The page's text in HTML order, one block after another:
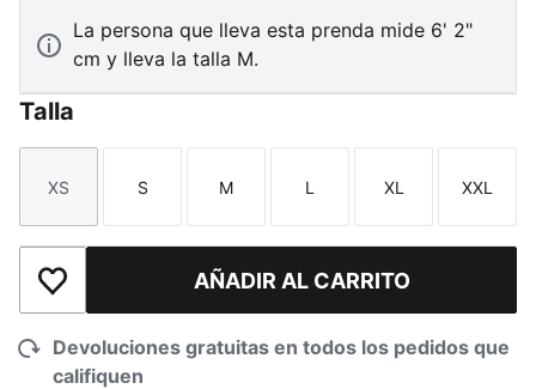
La persona que lleva esta prenda mide 6' 2"
cm y lleva la talla M.
Talla
Talla
XS
Talla
S
Talla
M
Talla
L
Talla
XL
Talla
XXL
Añadir a la lista de deseosAÑADIR AL CARRITO
Devoluciones gratuitas en todos los pedidos que
califiquen